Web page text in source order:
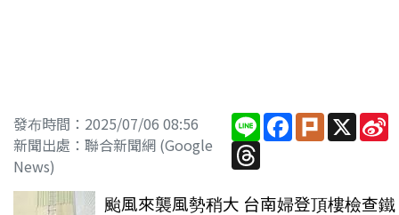
發布時間：2025/07/06 08:56
新聞出處：聯合新聞網 (Google
News)
LineFacebook
PlurkX
Threads
颱風來襲風勢稍大 台南婦登頂樓檢查鐵